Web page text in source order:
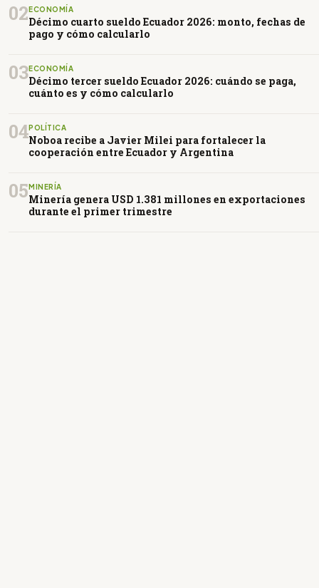
02 ECONOMÍA
Décimo cuarto sueldo Ecuador 2026: monto, fechas de
pago y cómo calcularlo
03ECONOMÍA
Décimo tercer sueldo Ecuador 2026: cuándo se paga,
cuánto es y cómo calcularlo
04POLÍTICA
Noboa recibe a Javier Milei para fortalecer la
cooperación entre Ecuador y Argentina
05 MINERÍA
Minería genera USD 1.381 millones en exportaciones
durante el primer trimestre